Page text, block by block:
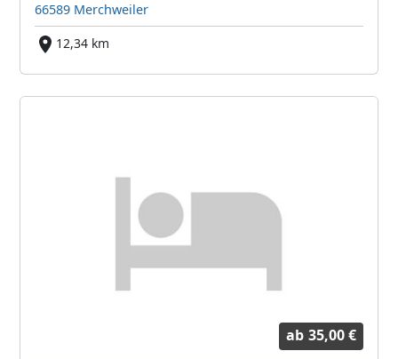
66589 Merchweiler
12,34 km
ab 35,00 €